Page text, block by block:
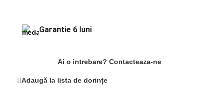
Garantie 6 luni
Ai o intrebare? Contacteaza-ne
Adaugă la lista de dorințe